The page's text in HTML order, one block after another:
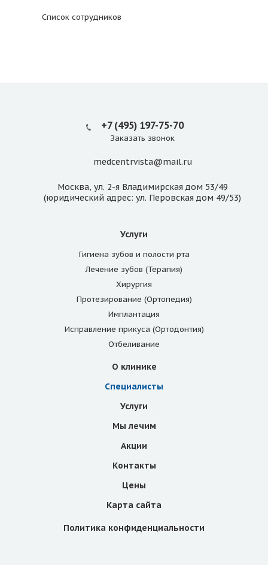
Список сотрудников
+7 (495) 197-75-70
Заказать звонок
medcentrvista@mail.ru
Москва, ул. 2-я Владимирская дом 53/49
(юридический адрес: ул. Перовская дом 49/53)
Услуги
Гигиена зубов и полости рта
Лечение зубов (Терапия)
Хирургия
Протезирование (Ортопедия)
Имплантация
Исправление прикуса (Ортодонтия)
Отбеливание
О клинике
Специалисты
Услуги
Мы лечим
Акции
Контакты
Цены
Карта сайта
Политика конфиденциальности